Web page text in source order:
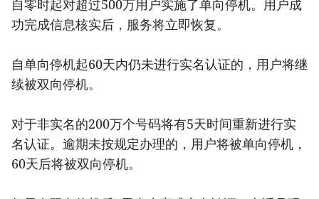
自零时起对超过500万用户实施了单向停机。用户成
功完成信息核实后，服务将立即恢复。
自单向停机起60天内仍未进行实名认证的，用户将继
续被双向停机。
对于非实名的200万个号码将有5天时间重新进行实
名认证。逾期未按规定办理的，用户将被单向停机，
60天后将被双向停机。